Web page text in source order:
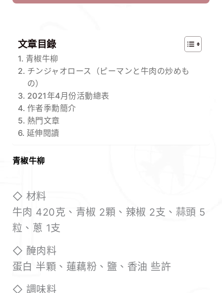
文章目錄
青椒牛柳
チンジャオロース（ピーマンと牛肉の炒めも
の）
2021年4月份活動總表
作者季勳簡介
熱門文章
延伸閱讀
青椒牛柳
◇ 材料
牛肉 420克、青椒 2顆、辣椒 2支、蒜頭 5
粒、蔥 1支
◇ 醃肉料
蛋白 半顆、蓮藕粉、鹽、香油 些許
◇ 調味料